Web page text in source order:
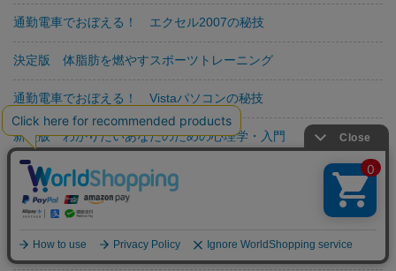
通勤電車でおぼえる！ エクセル2007の秘技
決定版 体脂肪を燃やすスポーツトレーニング
通勤電車でおぼえる！ Vistaパソコンの秘技
新装版 わかりたいあなたのための心理学・入門
新装版 「陰謀」大全
新装版 精神病を知る本
日本「アウトロー」列伝